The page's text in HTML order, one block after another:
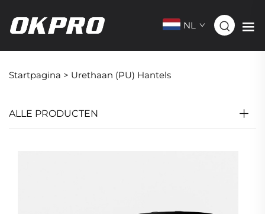
NL
Startpagina > Urethaan (PU) Hantels
ALLE PRODUCTEN